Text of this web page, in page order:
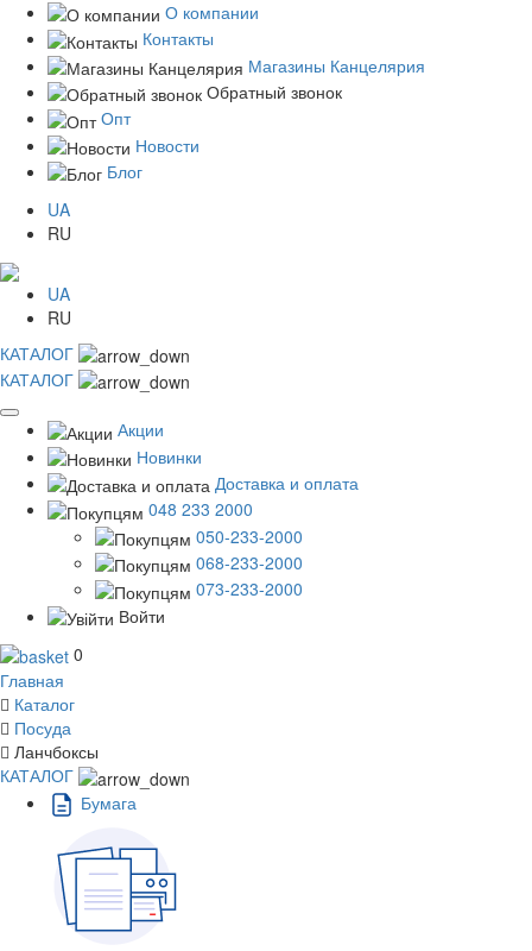
О компании
Контакты
Магазины Канцелярия
Обратный звонок
Опт
Новости
Блог
UA
RU
UA
RU
КАТАЛОГ
КАТАЛОГ
Акции
Новинки
Доставка и оплата
048 233 2000
050-233-2000
068-233-2000
073-233-2000
Войти
0
Главная
Каталог
Посуда
Ланчбоксы
КАТАЛОГ
Бумага